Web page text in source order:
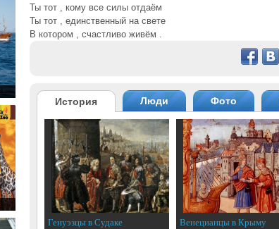
Ты тот , кому все силы отдаём
Ты тот , единственный на свете
В котором , счастливо живём .
История Люди Фото
Генуэзцы в Судаке Венецианцы в Крыму